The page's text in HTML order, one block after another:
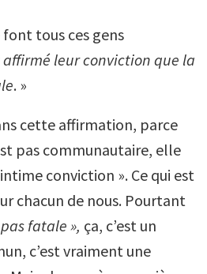
font tous ces gens
affirmé leur conviction que la
. »
cette affirmation, parce
pas communautaire, elle
conviction ». Ce qui est
chacun de nous. Pourtant
fatale », ça, c’est un
c’est vraiment une